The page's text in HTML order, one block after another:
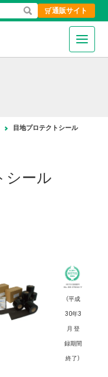
検索 通販サイト
化・鋼業資材のトータルメ
目地プロテクトシール
シール
（平成
30年3
月 登
録期間
終了）